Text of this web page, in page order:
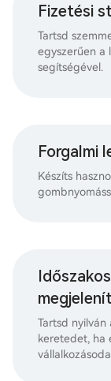
Fizetési
Tartsd
egyszerűen a
segítségével.
Forgalmi
Készíts
Tartsd nyilván
keretedet, ha